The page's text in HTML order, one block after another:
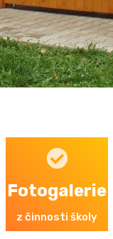
Fotogalerie
z činnosti školy